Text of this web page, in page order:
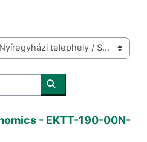
Kurzusok keresése
- EKTT-190-00N-